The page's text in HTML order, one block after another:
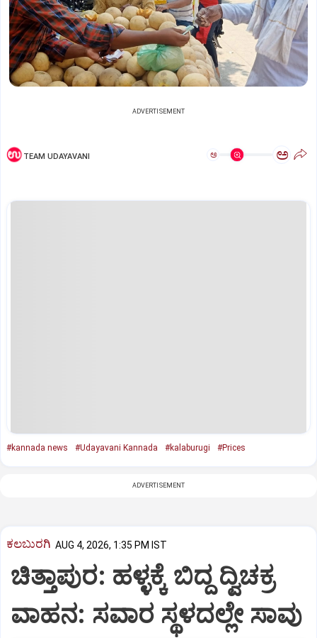
ADVERTISEMENT
TEAM UDAYAVANI ಅ ಅ
#kannada news #Udayavani Kannada #kalaburugi #Prices
ADVERTISEMENT
ಕಲಬುರಗಿ AUG 4, 2026, 1:35 PM IST
ಚಿತ್ತಾಪುರ: ಹಳ್ಳಕ್ಕೆ ಬಿದ್ದ ದ್ವಿಚಕ್ರ
ವಾಹನ: ಸವಾರ ಸ್ಥಳದಲ್ಲೇ ಸಾವು